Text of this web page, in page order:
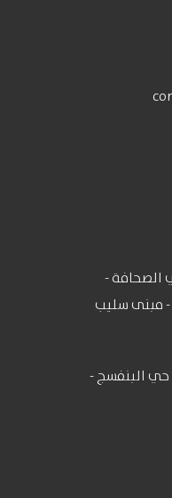
الصحافة -
- مبنى سليب
حي البنفسج -